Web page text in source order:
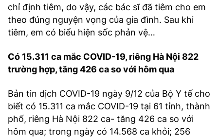
chỉ định tiêm, do vậy, các bác sĩ đã tiêm cho em
theo đúng nguyện vọng của gia đình. Sau khi
tiêm, em có biểu hiện sốc phản vệ…
Có 15.311 ca mắc COVID-19, riêng Hà Nội 822
trường hợp, tăng 426 ca so với hôm qua
Bản tin dịch COVID-19 ngày 9/12 của Bộ Y tế cho
biết có 15.311 ca mắc COVID-19 tại 61 tỉnh, thành
phố, riêng Hà Nội 822 ca- tăng 426 ca so với
hôm qua; trong ngày có 14.568 ca khỏi; 256